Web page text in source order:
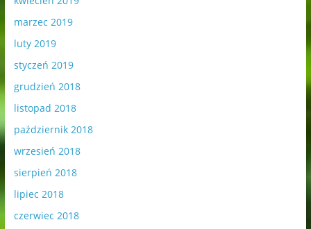
marzec 2019
luty 2019
styczeń 2019
grudzień 2018
listopad 2018
październik 2018
wrzesień 2018
sierpień 2018
lipiec 2018
czerwiec 2018